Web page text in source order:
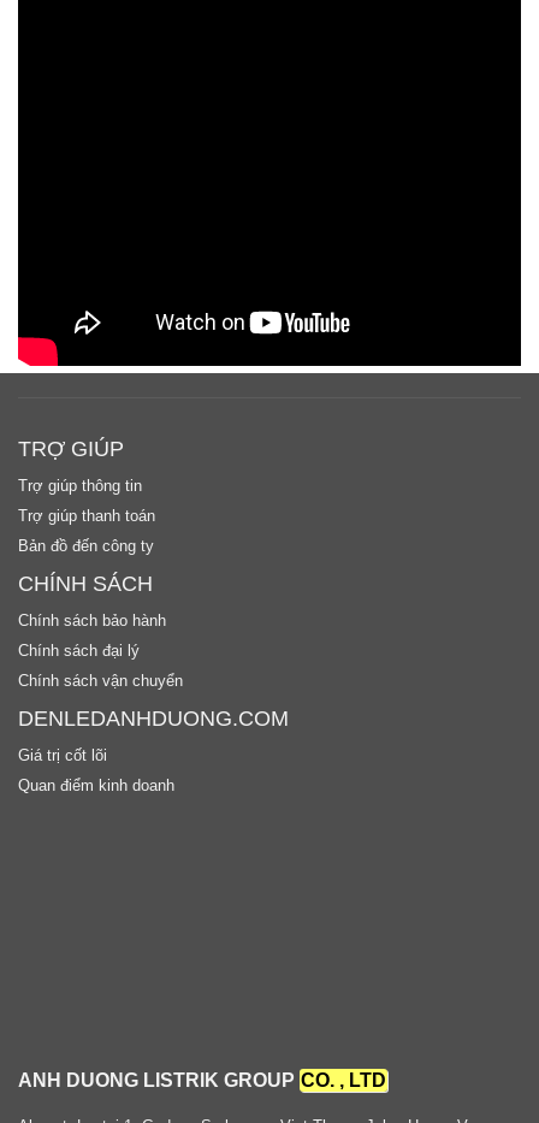
TRỢ GIÚP
Trợ giúp thông tin
Trợ giúp thanh toán
Bản đồ đến công ty
CHÍNH SÁCH
Chính sách bảo hành
Chính sách đại lý
Chính sách vận chuyển
DENLEDANHDUONG.COM
Giá trị cốt lõi
Quan điểm kinh doanh
ANH DUONG LISTRIK GROUP CO. , LTD